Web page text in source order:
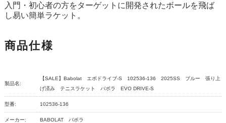
入門・初心者の方をターゲットに開発されたボールを飛ば
し易い簡単ラケット。
商品仕様
製品名:
【SALE】Babolat エボドライブ-S 102536-136 2025SS ブルー 張り上
げ済み テニスラケット バボラ EVO DRIVE-S
型番: 102536-136
メーカー: BABOLAT バボラ